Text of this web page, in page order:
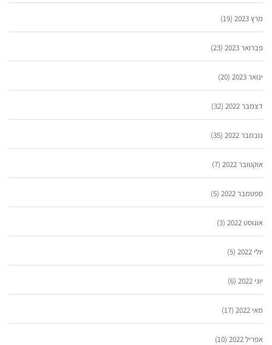
מרץ 2023 (19)
פברואר 2023 (23)
ינואר 2023 (20)
דצמבר 2022 (32)
נובמבר 2022 (35)
אוקטובר 2022 (7)
ספטמבר 2022 (5)
אוגוסט 2022 (3)
יולי 2022 (5)
יוני 2022 (6)
מאי 2022 (17)
אפריל 2022 (10)